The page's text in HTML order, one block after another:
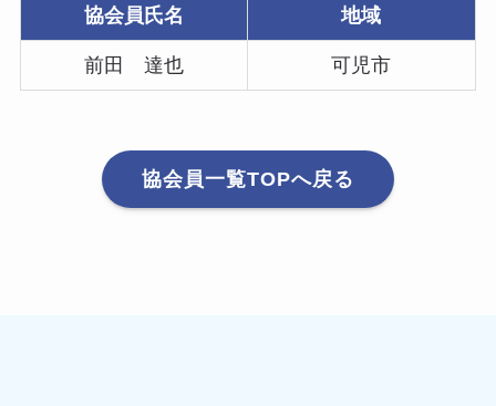
協会員氏名 地域
前田 達也 可児市
協会員一覧TOPへ戻る